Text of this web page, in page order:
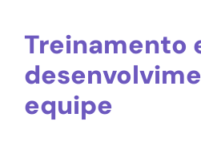
Treinamento
equipe